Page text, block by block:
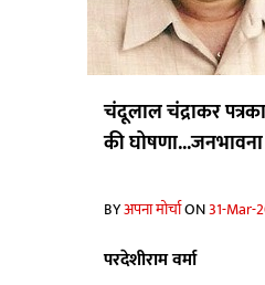
चंदूलाल चंद्राकर
की
BYअपना मोर्चाON31-Mar-
परदेशीराम वर्मा